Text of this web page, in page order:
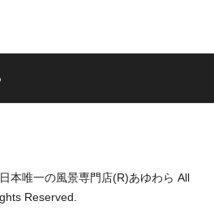
本唯一の風景専門店(R)あゆわら All
Reserved.